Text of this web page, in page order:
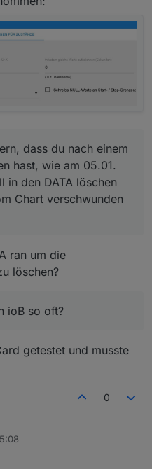
dass du nach einem
hast, wie am 05.01.
in den DATA löschen
Chart verschwunden
ran um die
löschen?
ioB so oft?
getestet und musste
0